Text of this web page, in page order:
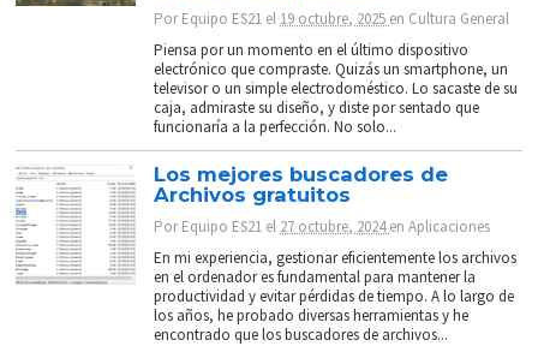
PorEquipo ES21 el 19 octubre, 2025 en Cultura General
Piensa por un momento en el último dispositivo
electrónico que compraste. Quizás un smartphone, un
televisor o un simple electrodoméstico. Lo sacaste de su
caja, admiraste su diseño, y diste por sentado que
funcionaría a la perfección. No solo...
Los mejores buscadores de
Archivos gratuitos
PorEquipo ES21 el 27 octubre, 2024enAplicaciones
En mi experiencia, gestionar eficientemente los archivos
en el ordenador es fundamental para mantener la
productividad y evitar pérdidas de tiempo. A lo largo de
los años, he probado diversas herramientas y he
encontrado que los buscadores de archivos...